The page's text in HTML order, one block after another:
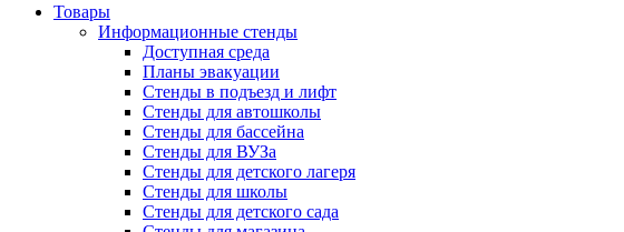
Товары
Информационные стенды
Доступная среда
Планы эвакуации
Стенды в подъезд и лифт
Стенды для автошколы
Стенды для бассейна
Стенды для ВУЗа
Стенды для детского лагеря
Стенды для школы
Стенды для детского сада